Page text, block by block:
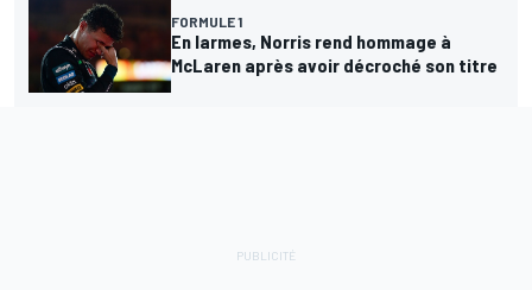
FORMULE 1
En larmes, Norris rend hommage à
McLaren après avoir décroché son titre